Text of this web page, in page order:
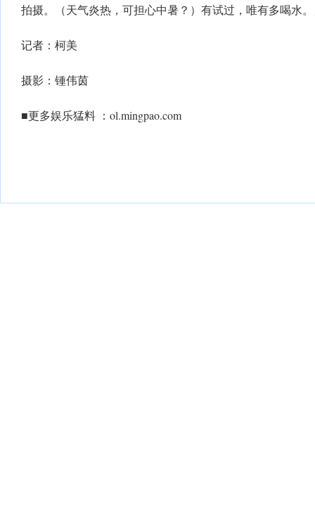
拍摄。（天气炎热，可担心中暑？）有试过，唯有多喝水
记者：柯美
摄影：锺伟茵
■更多娱乐猛料 ：ol.mingpao.com